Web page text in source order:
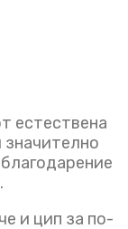
естествена
значително
и цип за по-